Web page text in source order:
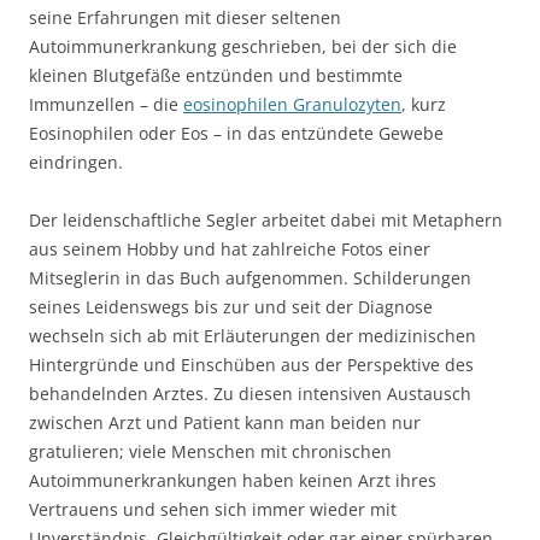
seine Erfahrungen mit dieser seltenen
Autoimmunerkrankung geschrieben, bei der sich die
kleinen Blutgefäße entzünden und bestimmte
Immunzellen – die eosinophilen Granulozyten, kurz
Eosinophilen oder Eos – in das entzündete Gewebe
eindringen.
Der leidenschaftliche Segler arbeitet dabei mit Metaphern
aus seinem Hobby und hat zahlreiche Fotos einer
Mitseglerin in das Buch aufgenommen. Schilderungen
seines Leidenswegs bis zur und seit der Diagnose
wechseln sich ab mit Erläuterungen der medizinischen
Hintergründe und Einschüben aus der Perspektive des
behandelnden Arztes. Zu diesen intensiven Austausch
zwischen Arzt und Patient kann man beiden nur
gratulieren; viele Menschen mit chronischen
Autoimmunerkrankungen haben keinen Arzt ihres
Vertrauens und sehen sich immer wieder mit